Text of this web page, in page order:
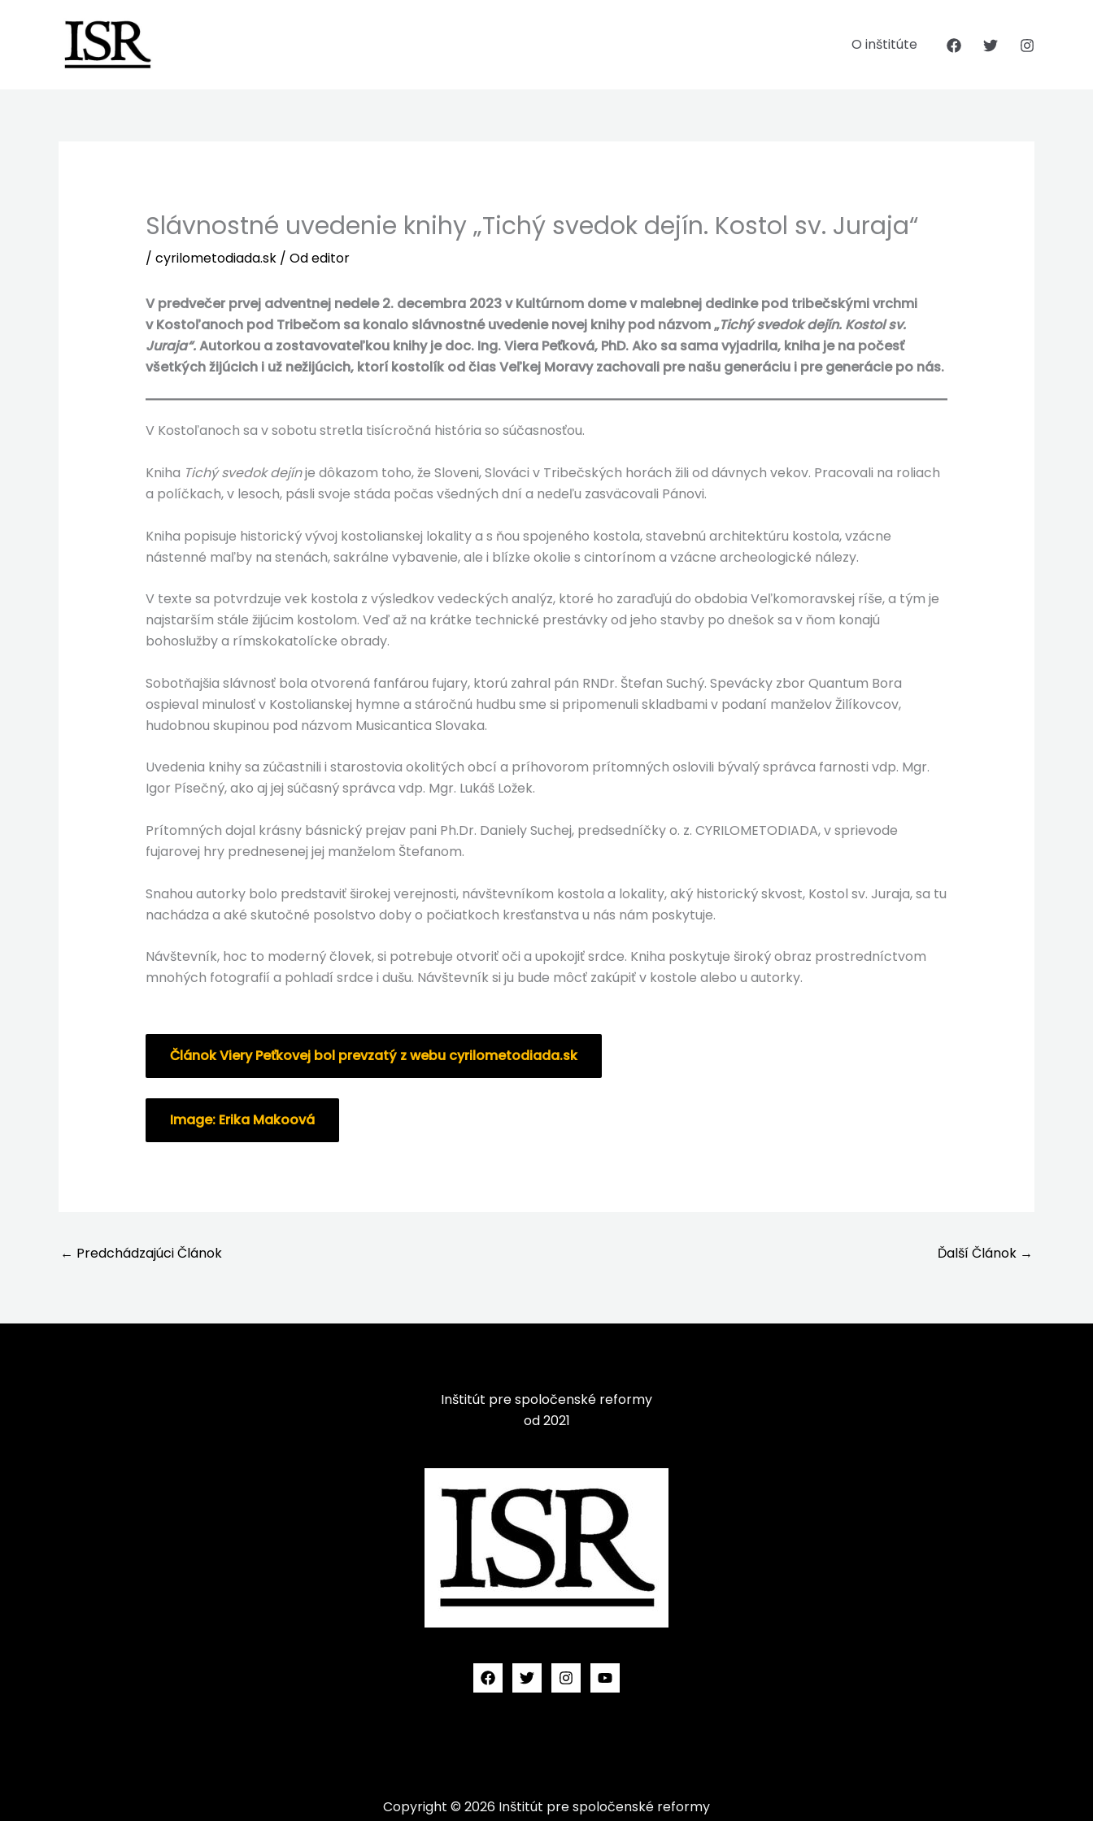
O inštitúte
Slávnostné uvedenie knihy „Tichý svedok dejín. Kostol sv. Juraja“
/ cyrilometodiada.sk/ Odeditor
V predvečer prvej adventnej nedele 2. decembra 2023 v Kultúrnom dome v malebnej dedinke pod tribečskými vrchmi
v Kostoľanoch pod Tribečom sa konalo slávnostné uvedenie novej knihy pod názvom „Tichý svedok dejín. Kostol sv.
Juraja“.Autorkou a zostavovateľkou knihy je doc. Ing. Viera Peťková, PhD. Ako sa sama vyjadrila, kniha je na počesť
všetkých žijúcich i už nežijúcich, ktorí kostolík od čias Veľkej Moravy zachovali pre našu generáciu i pre generácie po nás.
V Kostoľanoch sa v sobotu stretla tisícročná história so súčasnosťou.
Kniha Tichý svedok dejínje dôkazom toho, že Sloveni, Slováci v Tribečských horách žili od dávnych vekov. Pracovali na roliach
a políčkach, v lesoch, pásli svoje stáda počas všedných dní a nedeľu zasväcovali Pánovi.
Kniha popisuje historický vývoj kostolianskej lokality a s ňou spojeného kostola, stavebnú architektúru kostola, vzácne
nástenné maľby na stenách, sakrálne vybavenie, ale i blízke okolie s cintorínom a vzácne archeologické nálezy.
V texte sa potvrdzuje vek kostola z výsledkov vedeckých analýz, ktoré ho zaraďujú do obdobia Veľkomoravskej ríše, a tým je
najstarším stále žijúcim kostolom. Veď až na krátke technické prestávky od jeho stavby po dnešok sa v ňom konajú
bohoslužby a rímskokatolícke obrady.
Sobotňajšia slávnosť bola otvorená fanfárou fujary, ktorú zahral pán RNDr. Štefan Suchý. Spevácky zbor Quantum Bora
ospieval minulosť v Kostolianskej hymne a stáročnú hudbu sme si pripomenuli skladbami v podaní manželov Žilíkovcov,
hudobnou skupinou pod názvom Musicantica Slovaka.
Uvedenia knihy sa zúčastnili i starostovia okolitých obcí a príhovorom prítomných oslovili bývalý správca farnosti vdp. Mgr.
Igor Písečný, ako aj jej súčasný správca vdp. Mgr. Lukáš Ložek.
Prítomných dojal krásny básnický prejav pani Ph.Dr. Daniely Suchej, predsedníčky o. z. CYRILOMETODIADA, v sprievode
fujarovej hry prednesenej jej manželom Štefanom.
Snahou autorky bolo predstaviť širokej verejnosti, návštevníkom kostola a lokality, aký historický skvost, Kostol sv. Juraja, sa tu
nachádza a aké skutočné posolstvo doby o počiatkoch kresťanstva u nás nám poskytuje.
Návštevník, hoc to moderný človek, si potrebuje otvoriť oči a upokojiť srdce. Kniha poskytuje široký obraz prostredníctvom
mnohých fotografií a pohladí srdce i dušu. Návštevník si ju bude môcť zakúpiť v kostole alebo u autorky.
Článok Viery Peťkovej bol prevzatý z webu cyrilometodiada.sk
Image: Erika Makoová
← Predchádzajúci Článok Ďalší Článok →
Inštitút pre spoločenské reformy
od 2021
Copyright © 2026 Inštitút pre spoločenské reformy